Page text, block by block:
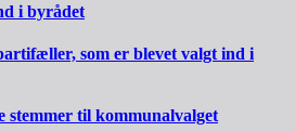
i byrådet
som er blevet valgt ind i
stemmer til kommunalvalget